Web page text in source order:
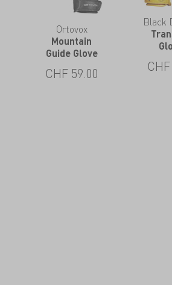
Ortovox
Mountain
Guide Glove
CHF 59.00
Black
CHF